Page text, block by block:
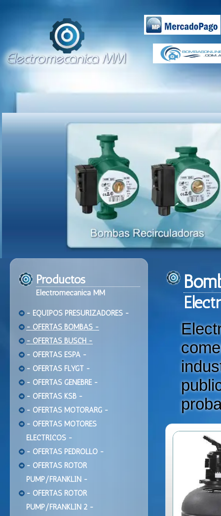
Productos
Electromecanica MM
- EQUIPOS PRESURIZADORES -
- OFERTAS BOMBAS -
- OFERTAS BUSCH -
- OFERTAS ESPA -
- OFERTAS FLYGT -
- OFERTAS GENEBRE -
- OFERTAS KSB -
- OFERTAS MOTORARG -
- OFERTAS MOTORES
ELECTRICOS -
- OFERTAS PEDROLLO -
- OFERTAS ROTOR
PUMP/FRANKLIN -
- OFERTAS ROTOR
PUMP/FRANKLIN 2 -
Ele